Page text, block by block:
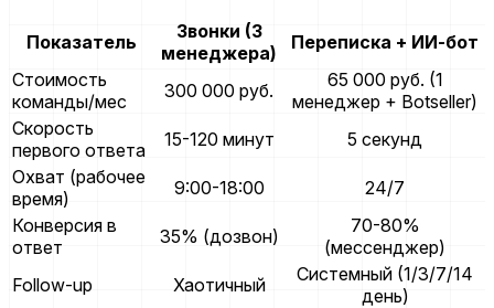
Показатель
Звонки (3
менеджера)
Переписка + ИИ-бот
Стоимость
команды/мес
300 000 руб.
65 000 руб. (1
менеджер + Botseller)
Скорость
первого ответа
15-120 минут
5 секунд
Охват (рабочее
время)
9:00-18:00
24/7
Конверсия в
ответ
35% (дозвон)
70-80%
(мессенджер)
Follow-up
Хаотичный
Системный (1/3/7/14
день)